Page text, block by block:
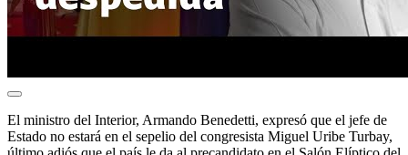
El ministro del Interior, Armando Benedetti, expresó que el jefe de
Estado no estará en el sepelio del congresista Miguel Uribe Turbay,